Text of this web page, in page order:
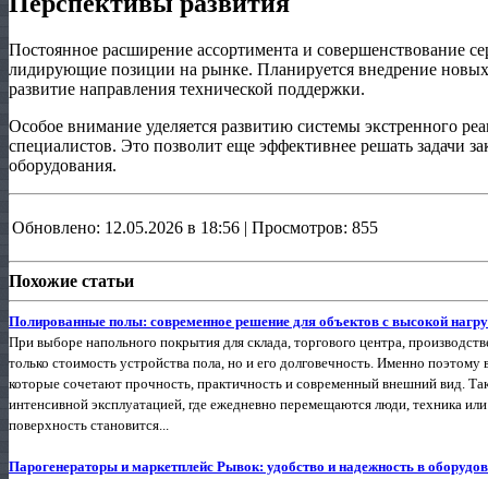
Постоянное расширение ассортимента и совершенствование
лидирующие позиции на рынке. Планируется внедрение
развитие направления технической поддержки.
Особое внимание уделяется развитию системы экстренного
специалистов. Это позволит еще эффективнее решать задачи
оборудования.
Обновлено: 12.05.2026 в 18:56 | Просмотров: 855
Похожие статьи
Полированные полы: современное решение для объектов с высокой
При выборе напольного покрытия для склада, торгового центра,
только стоимость устройства пола, но и его долговечность. Именно
которые сочетают прочность, практичность и современный внешний вид.
интенсивной эксплуатацией, где ежедневно перемещаются люди, техника
поверхность становится...
Парогенераторы и маркетплейс Рывок: удобство и надежность в